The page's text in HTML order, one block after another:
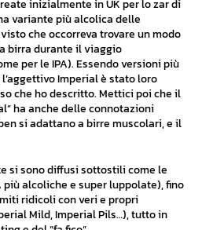
inizialmente in UK per lo zar di
variante più alcolica delle
che occorreva trovare un modo
birra durante il viaggio
per le IPA). Essendo versioni più
Imperial è stato loro
che ho descritto. Mettici poi che il
ha anche delle connotazioni
si adattano a birre muscolari, e il
si sono diffusi sottostili come le
più alcoliche e super luppolate), fino
ridicoli con veri e propri
Mild, Imperial Pils…), tutto in